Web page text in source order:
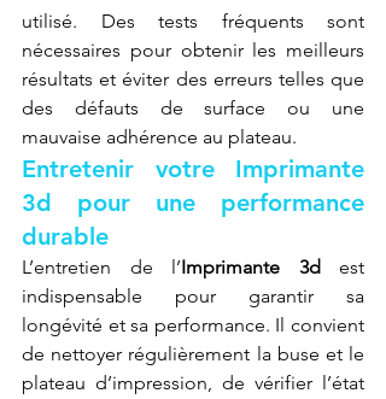
utilisé. Des tests fréquents sont
nécessaires pour obtenir les meilleurs
résultats et éviter des erreurs telles que
des défauts de surface ou une
mauvaise adhérence au plateau.
Entretenir votre Imprimante
3d pour une performance
durable
L’entretien de l’Imprimante 3d est
indispensable pour garantir sa
longévité et sa performance. Il convient
de nettoyer régulièrement la buse et le
plateau d’impression, de vérifier l’état